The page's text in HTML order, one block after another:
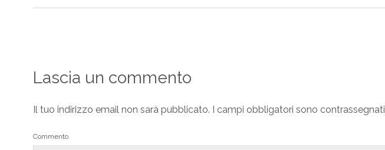
Lascia un commento
Il tuo indirizzo email non sarà pubblicato. I campi obbligatori sono contrassegnati
Commento